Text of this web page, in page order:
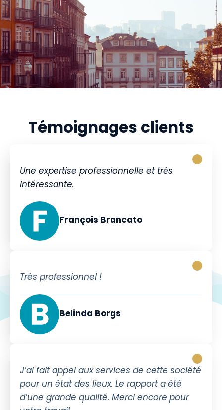
Témoignages clients
Une expertise professionnelle et très
intéressante.
François Brancato
Très professionnel !
Belinda Borgs
J’ai fait appel aux services de cette société
pour un état des lieux. Le rapport a été
d’une grande qualité. Merci encore pour